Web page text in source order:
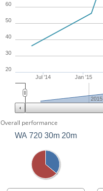
Jul '14 Jan '15
20
30
40
50
60
2015
Overall performance
WA 720 30m 20m